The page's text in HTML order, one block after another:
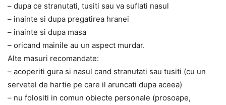
– dupa ce stranutati, tusiti sau va suflati nasul
– inainte si dupa pregatirea hranei
– inainte si dupa masa
– oricand mainile au un aspect murdar.
Alte masuri recomandate:
– acoperiti gura si nasul cand stranutati sau tusiti (cu un
servetel de hartie pe care il aruncati dupa aceea)
– nu folositi in comun obiecte personale (prosoape,